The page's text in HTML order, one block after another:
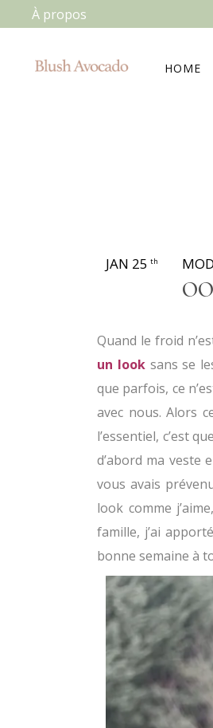
À propos
HOME
JAN 25 th
Quand le froid
un looksans se
que parfois, ce
avec nous. Alors
l’essentiel, c’est
d’abord ma veste
vous avais
look comme
famille, j’ai
bonne semaine à